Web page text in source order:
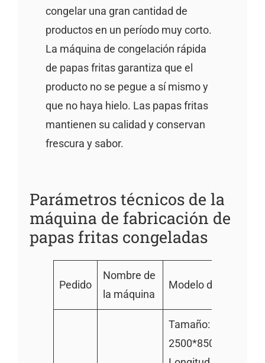
congelar una gran cantidad de
productos en un período muy corto.
La máquina de congelación rápida
de papas fritas garantiza que el
producto no se pegue a sí mismo y
que no haya hielo. Las papas fritas
mantienen su calidad y conservan
frescura y sabor.
Parámetros técnicos de la
máquina de fabricación de
papas fritas congeladas
Pedido
Nombre de
la máquina
Modelo de 200kg/h
Tamaño:
2500*850*1400mm